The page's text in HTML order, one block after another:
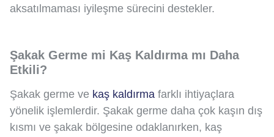
aksatılmaması iyileşme sürecini destekler.
Şakak Germe mi Kaş Kaldırma mı Daha
Etkili?
Şakak germe ve kaş kaldırma farklı ihtiyaçlara
yönelik işlemlerdir. Şakak germe daha çok kaşın dış
kısmı ve şakak bölgesine odaklanırken, kaş